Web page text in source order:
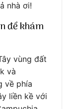
nhà ơi!
để khám
vùng đất
và
về phía
liền kề với